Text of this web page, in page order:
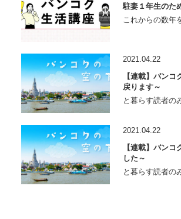
駐妻１年生のた
これからの数年
2021.04.22
【連載】バン
戻ります～
と暮らす読者の
2021.04.22
【連載】バン
した～
と暮らす読者の